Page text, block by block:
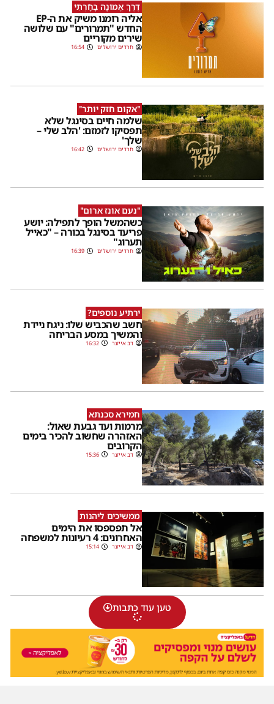
דֶּרֶךְ אֱמוּנָה בָחָרְתִּי
אליה רומנו משיק את ה-EP
החדש "תמרורים" עם שלושה
שירים מקוריים
חרדים ירושלים 16:54
''אקום חזק יותר''
שלמה חיים בסינגל שלא
תפסיקו לזמזם: 'הלב שלי –
שלך'
חרדים ירושלים 16:42
''נעם אונז ארום''
כשהמשל הופך לתפילה: יושע
פריעד בסינגל בכורה – "כאייל
תערוג"
חרדים ירושלים 16:39
ירתיע נוספים?
חשב שהכביש שלו: ניגח ניידת
והמשיך במסע הבריחה
דב אייזנר 16:32
חמירא סכנתא
מרמות ועד גבעת שאול:
האזהרה שחשוב להכיר בימים
הקרובים
דב אייזנר 15:36
ממשיכים ליהנות
אל תפספסו את הימים
האחרונים: 4 רעיונות למשפחה
דב אייזנר 15:14
טען עוד כתבות